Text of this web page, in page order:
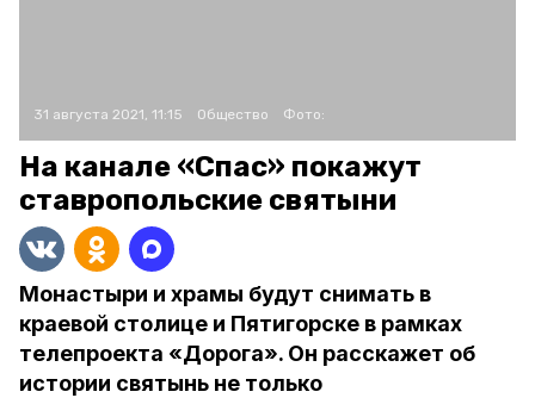
31 августа 2021, 11:15 Общество Фото:
На канале «Спас» покажут
ставропольские святыни
Монастыри и храмы будут снимать в
краевой столице и Пятигорске в рамках
телепроекта «Дорога». Он расскажет об
истории святынь не только